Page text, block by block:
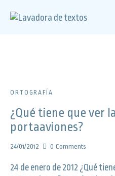
ORTOGRAFÍA
¿Qué tiene que ver
portaaviones?
24/01/2012 0 Comments
24 de enero de 2012 ¿Qué